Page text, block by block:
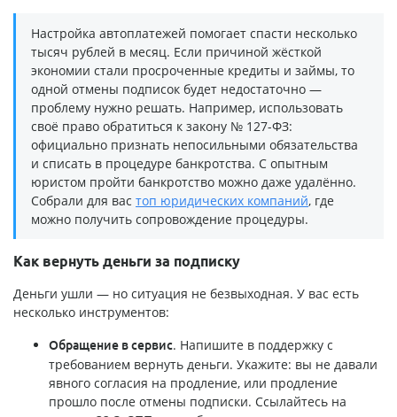
Настройка автоплатежей помогает спасти несколько
тысяч рублей в месяц. Если причиной жёсткой
экономии стали просроченные кредиты и займы, то
одной отмены подписок будет недостаточно —
проблему нужно решать. Например, использовать
своё право обратиться к закону № 127-ФЗ:
официально признать непосильными обязательства
и списать в процедуре банкротства. С опытным
юристом пройти банкротство можно даже удалённо.
Собрали для вас топ юридических компаний, где
можно получить сопровождение процедуры.
Как вернуть деньги за подписку
Деньги ушли — но ситуация не безвыходная. У вас есть
несколько инструментов:
Обращение в сервис. Напишите в поддержку с
требованием вернуть деньги. Укажите: вы не давали
явного согласия на продление, или продление
прошло после отмены подписки. Ссылайтесь на